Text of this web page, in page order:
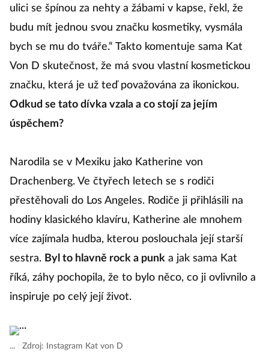
ulici se špínou za nehty a žábami v kapse, řekl, že
budu mít jednou svou značku kosmetiky, vysmála
bych se mu do tváře.“ Takto komentuje sama Kat
Von D skutečnost, že má svou vlastní kosmetickou
značku, která je už teď považována za ikonickou.
Odkud se tato dívka vzala a co stojí za jejím
úspěchem?
Narodila se v Mexiku jako Katherine von
Drachenberg. Ve čtyřech letech se s rodiči
přestěhovali do Los Angeles. Rodiče ji přihlásili na
hodiny klasického klavíru, Katherine ale mnohem
více zajímala hudba, kterou poslouchala její starší
sestra. Byl to hlavně rock a punk a jak sama Kat
říká, záhy pochopila, že to bylo něco, co ji ovlivnilo a
inspiruje po celý její život.
... Zdroj: Instagram Kat von D